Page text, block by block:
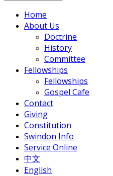
Home
About Us
Doctrine
History
Committee
Fellowships
Fellowships
Gospel Cafe
Contact
Giving
Constitution
Swindon Info
Service Online
中文
English